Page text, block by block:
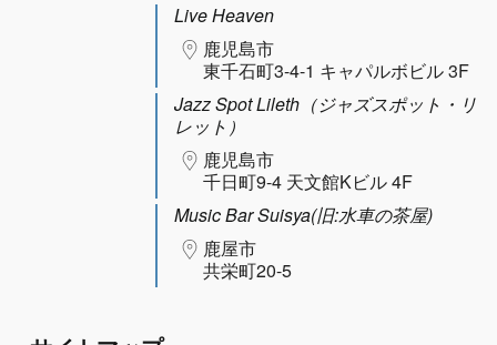
Live Heaven
鹿児島市
東千石町3-4-1 キャパルボビル 3F
Jazz Spot Lileth（ジャズスポット・リ
レット）
鹿児島市
千日町9-4 天文館Kビル 4F
Music Bar Suisya(旧:水車の茶屋)
鹿屋市
共栄町20-5